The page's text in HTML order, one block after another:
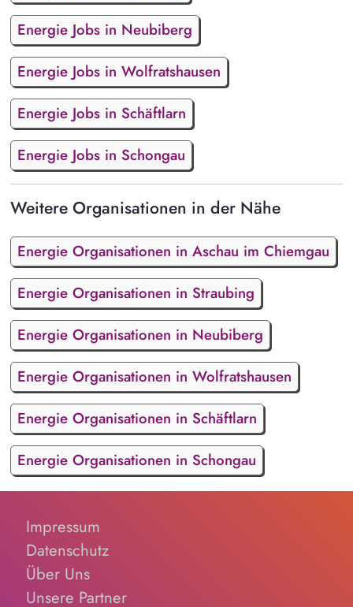
Energie Jobs in Neubiberg
Energie Jobs in Wolfratshausen
Energie Jobs in Schäftlarn
Energie Jobs in Schongau
Weitere Organisationen in der Nähe
Energie Organisationen in Aschau im Chiemgau
Energie Organisationen in Straubing
Energie Organisationen in Neubiberg
Energie Organisationen in Wolfratshausen
Energie Organisationen in Schäftlarn
Energie Organisationen in Schongau
Impressum
Datenschutz
Über Uns
Unsere Partner